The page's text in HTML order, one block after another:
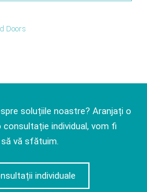
Doors
soluțiile noastre? Aranjați o
individual, vom fi
vă sfătuim.
individuale